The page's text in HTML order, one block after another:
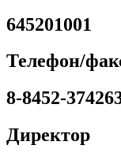
645201001
Телефон/
8-8452-
Директор